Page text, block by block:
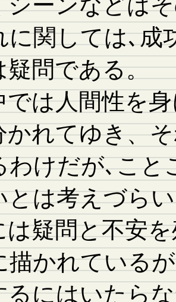
に関しては､成
疑問である。
では人間性を
かれてゆき、
わけだが､こと
とは考えづら
は疑問と不安
描かれている
るにはいたら